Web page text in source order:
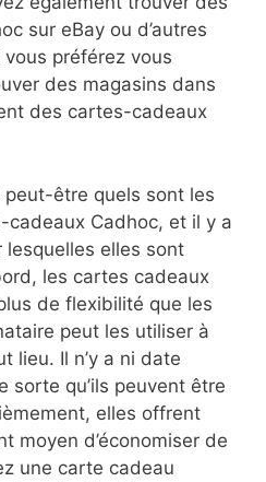
sur eBay ou d’autres
vous préférez vous
des magasins dans
des cartes-cadeaux
être quels sont les
Cadhoc, et il y a
lesquelles elles sont
les cartes cadeaux
de flexibilité que les
peut les utiliser à
lieu. Il n’y a ni date
sorte qu’ils peuvent être
elles offrent
moyen d’économiser de
une carte cadeau